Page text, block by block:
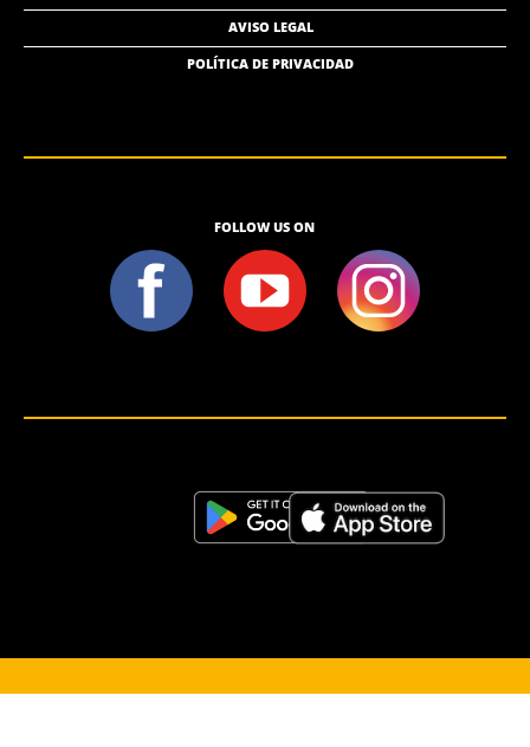
AVISO LEGAL
POLÍTICA DE PRIVACIDAD
FOLLOW US ON